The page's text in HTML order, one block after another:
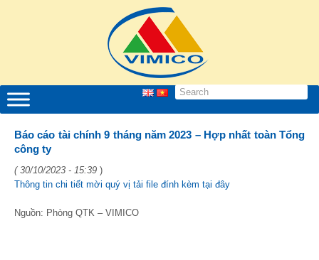
Báo cáo tài chính 9 tháng năm 2023 – Hợp nhất toàn Tổng
công ty
( 30/10/2023 - 15:39 )
Thông tin chi tiết mời quý vị tải file đính kèm tại đây
Nguồn: Phòng QTK – VIMICO